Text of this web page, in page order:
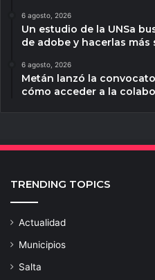
6 agosto, 2026
Un estudio de la UNSa
de adobe y hacerlas más
6 agosto, 2026
Metán lanzó la
cómo acceder a la
TRENDING TOPICS
Actualidad
Municipios
Salta